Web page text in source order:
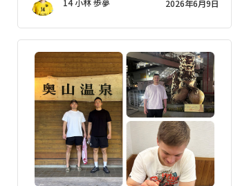
14 小林 歩夢 2026年6月9日